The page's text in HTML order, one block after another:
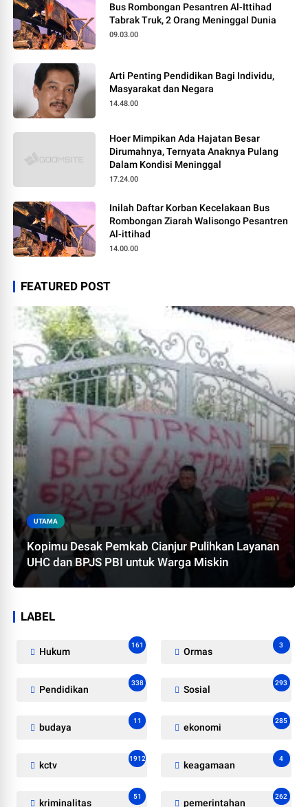
Bus Rombongan Pesantren Al-Ittihad
Tabrak Truk, 2 Orang Meninggal Dunia
09.03.00
Arti Penting Pendidikan Bagi Individu,
Masyarakat dan Negara
14.48.00
Hoer Mimpikan Ada Hajatan Besar
Dirumahnya, Ternyata Anaknya Pulang
Dalam Kondisi Meninggal
17.24.00
Inilah Daftar Korban Kecelakaan Bus
Rombongan Ziarah Walisongo Pesantren
Al-ittihad
14.00.00
FEATURED POST
UTAMA
Kopimu Desak Pemkab Cianjur Pulihkan Layanan
UHC dan BPJS PBI untuk Warga Miskin
LABEL
Hukum
161
Ormas
3
Pendidikan
338
Sosial
293
budaya
11
ekonomi
285
kctv
1912
keagamaan
4
kriminalitas
51
pemerintahan
262